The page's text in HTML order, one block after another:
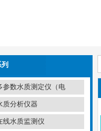
参数水质测定仪（电
质分析仪器
线水质监测仪